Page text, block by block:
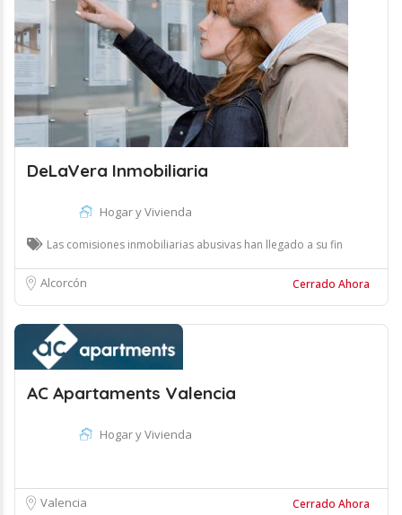
DeLaVera Inmobiliaria
Hogar y Vivienda
Las comisiones inmobiliarias abusivas han llegado a su fin
Alcorcón Cerrado Ahora
AC Apartaments Valencia
Hogar y Vivienda
Valencia Cerrado Ahora